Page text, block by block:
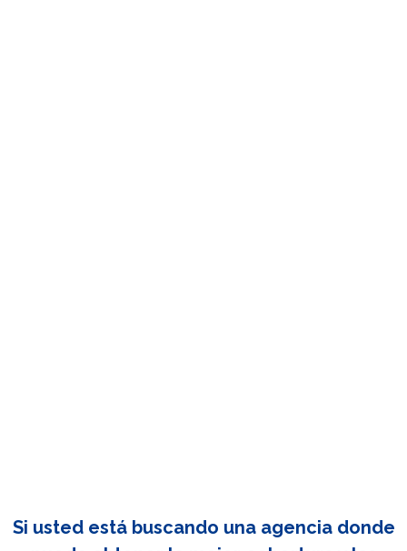
Si usted está buscando una agencia donde